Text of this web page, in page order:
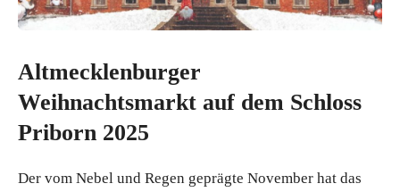
Altmecklenburger
Weihnachtsmarkt auf dem Schloss
Priborn 2025
Der vom Nebel und Regen geprägte November hat das